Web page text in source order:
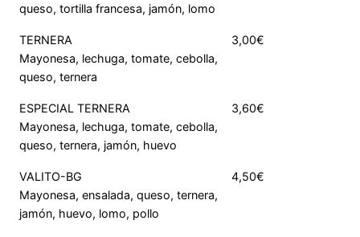
queso, tortilla francesa, jamón, lomo
TERNERA
Mayonesa, lechuga, tomate, cebolla,
queso, ternera
3,00€
ESPECIAL TERNERA
Mayonesa, lechuga, tomate, cebolla,
queso, ternera, jamón, huevo
3,60€
VALITO-BG
Mayonesa, ensalada, queso, ternera,
jamón, huevo, lomo, pollo
4,50€